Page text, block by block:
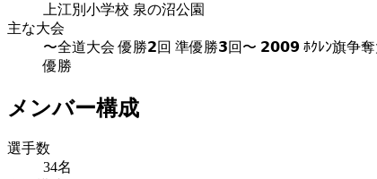
上江別小学校 泉の沼公園
主な大会
〜全道大会 優勝𝟮回 準優勝𝟯回〜 𝟮𝟬𝟬𝟵 ﾎｸﾚﾝ旗争
優勝
メンバー構成
選手数
34名